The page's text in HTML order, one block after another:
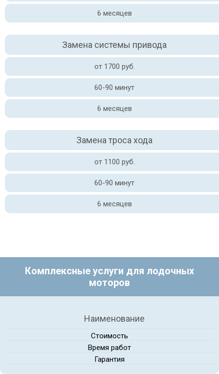
6 месяцев
Замена системы привода
от 1700 руб.
60-90 минут
6 месяцев
Замена троса хода
от 1100 руб.
60-90 минут
6 месяцев
Комплексные услуги для лодочных
моторов
Наименование
Стоимость
Время работ
Гарантия